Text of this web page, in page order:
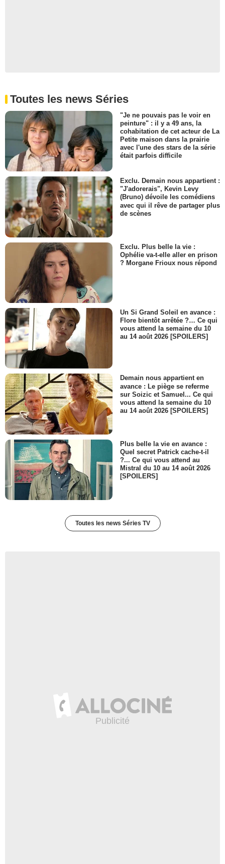
Toutes les news Séries
"Je ne pouvais pas le voir en
peinture" : il y a 49 ans, la
cohabitation de cet acteur de La
Petite maison dans la prairie
avec l'une des stars de la série
était parfois difficile
Exclu. Demain nous appartient :
"J'adorerais", Kevin Levy
(Bruno) dévoile les comédiens
avec qui il rêve de partager plus
de scènes
Exclu. Plus belle la vie :
Ophélie va-t-elle aller en prison
? Morgane Frioux nous répond
Un Si Grand Soleil en avance :
Flore bientôt arrêtée ?… Ce qui
vous attend la semaine du 10
au 14 août 2026 [SPOILERS]
Demain nous appartient en
avance : Le piège se referme
sur Soizic et Samuel... Ce qui
vous attend la semaine du 10
au 14 août 2026 [SPOILERS]
Plus belle la vie en avance :
Quel secret Patrick cache-t-il
?... Ce qui vous attend au
Mistral du 10 au 14 août 2026
[SPOILERS]
Toutes les news Séries TV